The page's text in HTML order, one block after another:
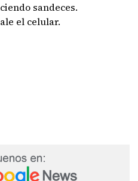
sandeces.
el celular.